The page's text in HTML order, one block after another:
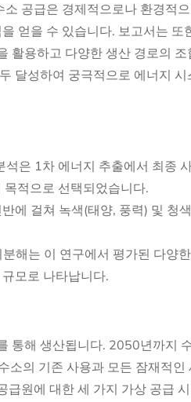
공급은 경제적으로나 환경적
얻을 수 있습니다. 보고서는
활용하고 다양한 생산 경로의
달성하여 궁극적으로 에너지
석은 1차 에너지 추출에서 최종
적으로 선택되었습니다.
에 걸쳐 녹색(태양, 풍력) 및 청
해는 이 연구에서 평가된 다양
모로 나타납니다.
통해 생산됩니다. 2050년까지
의 기존 사용과 모든 잠재적
급원에 대한 세 가지 가상 공급